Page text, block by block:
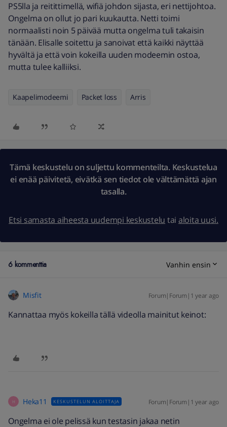
PS5lla ja reitittimellä, wifiä johdon sijasta, eri nettijohtoa.
Ongelma on ollut jo pari kuukautta. Netti toimi
normaalisti noin 5 päivää mutta ongelma tuli takaisin
tänään. Elisalle soitettu ja sanoivat että kaikki näyttää
hyvältä ja että voin kokeilla uuden modeemin ostoa,
mutta tulee kalliiksi.
Kaapelimodeemi Packet loss Arris
Tämä keskustelu on suljettu kommenteilta. Keskustelua
ei enää päivitetä, eivätkä sen tiedot ole välttämättä ajan
tasalla.
Etsi samasta aiheesta uudempi keskustelu tai aloita uusi.
6 kommenttia Vanhin ensin
Misfit Forum|Forum|1 year ago
Kannattaa myös kokeilla tällä videolla mainitut keinot:
H Heka11 KESKUSTELUN ALOITTAJA Forum|Forum|1 year ago
Ongelma ei ole pelissä kun testasin jakaa netin